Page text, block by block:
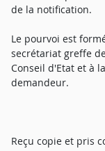
de la notification.
Le pourvoi est
secrétariat greffe
Conseil d'Etat et à
demandeur.
Reçu copie et pris